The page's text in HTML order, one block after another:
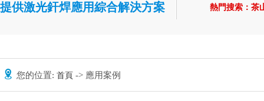
提供激光釬焊應用綜合解決方案
熱門搜索： 茶
您的位置: 首頁 -> 應用案例